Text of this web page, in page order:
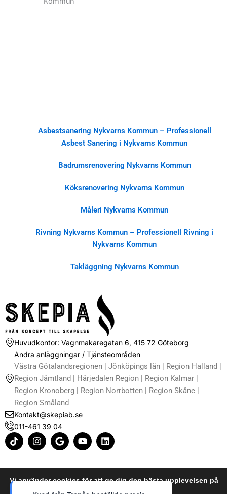
Asbestsanering Nykvarns Kommun – Professionell
Asbest Sanering i Nykvarns Kommun
Badrumsrenovering Nykvarns Kommun
Köksrenovering Nykvarns Kommun
Måleri Nykvarns Kommun
Rivning Nykvarns Kommun – Professionell Rivning i
Nykvarns Kommun
Takläggning Nykvarns Kommun
Huvudkontor: Vagnmakaregatan 6, 415 72 Göteborg
Andra anläggningar / Tjänsteområden
Västra Götalandsregionen | Jönköpings län | Region Halland |
Region Jämtland | Härjedalen Region | Region Kalmar |
Region Kronoberg | Region Norrbotten | Region Skåne |
Region Småland
Kontakt@skepiab.se
011-461 39 04
T
i
k
k
I
n
s
g
r
G
o
o
e
Y
o
u
b
e
L
i
n
d
i
Vi använder cookies för att ge dig den bästa upplevelsen på
vår webbplats.